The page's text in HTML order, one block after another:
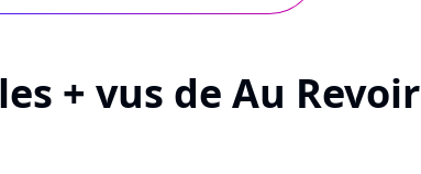
+ vus de Au Revoir